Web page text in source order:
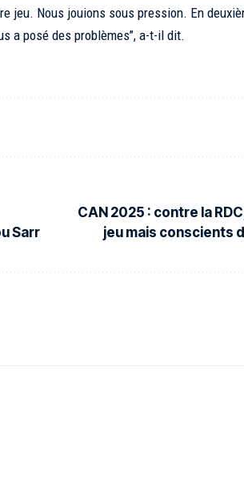
jeu. Nous jouions sous pression. En
a posé des problèmes’’, a-t-il dit.
Sarr
CAN 2025 : contre la
jeu mais conscients